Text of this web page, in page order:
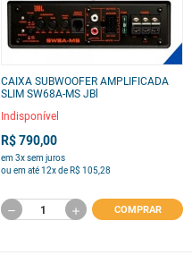
CAIXA SUBWOOFER AMPLIFICADA
SLIM SW68A-MS JBl
Indisponível
R$ 790,00
em 3x sem juros
ou em até 12x de R$ 105,28
COMPRAR